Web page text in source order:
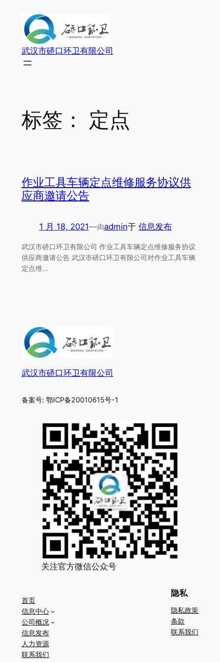
武汉市硚口环卫有限公司
标签： 定点
作业工具车辆定点维修服务协议供
应商邀请公告
1 月 18, 2021—由admin于 信息发布
武汉市硚口环卫有限公司 作业工具车辆定点维修服务协议
供应商邀请公告 武汉市硚口环卫有限公司对作业工具车辆
定点维…
武汉市硚口环卫有限公司
备案号: 鄂ICP备20010615号-1
关注官方微信公众号
首页
信息中心
公司概况
信息发布
人力资源
联系我们
隐私
隐私政策
条款
联系我们